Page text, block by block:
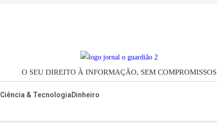
O SEU DIREITO À INFORMAÇÃO, SEM COMPROMISSOS
Ciência & TecnologiaDinheiro